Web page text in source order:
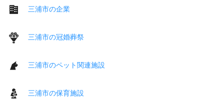
三浦市の企業
三浦市の冠婚葬祭
三浦市のペット関連施設
三浦市の保育施設